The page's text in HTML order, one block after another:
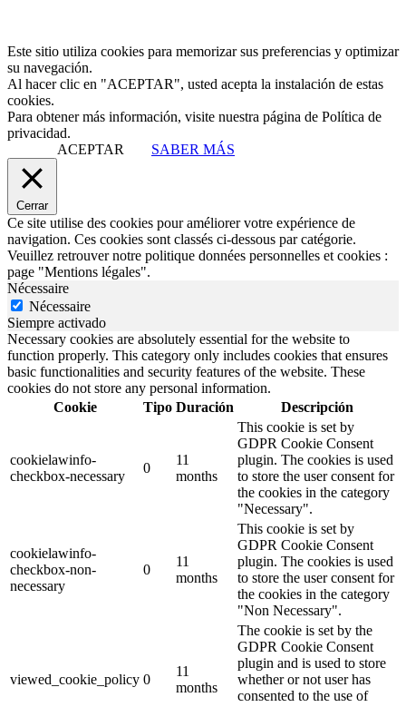
Este sitio utiliza cookies para memorizar sus preferencias y optimizar
su navegación.
Al hacer clic en "ACEPTAR", usted acepta la instalación de estas
cookies.
Para obtener más información, visite nuestra página de Política de
privacidad.
ACEPTAR
SABER MÁS
Cerrar
Ce site utilise des cookies pour améliorer votre expérience de
navigation. Ces cookies sont classés ci-dessous par catégorie.
Veuillez retrouver notre politique données personnelles et cookies :
page "Mentions légales".
Nécessaire
Nécessaire
Siempre activado
Necessary cookies are absolutely essential for the website to
function properly. This category only includes cookies that ensures
basic functionalities and security features of the website. These
cookies do not store any personal information.
Cookie
Tipo Duración Descripción
cookielawinfo-
checkbox-necessary
0
11
months
This cookie is set by
GDPR Cookie Consent
plugin. The cookies is used
to store the user consent for
the cookies in the category
"Necessary".
cookielawinfo-
checkbox-non-
necessary
0
11
months
This cookie is set by
GDPR Cookie Consent
plugin. The cookies is used
to store the user consent for
the cookies in the category
"Non Necessary".
viewed_cookie_policy 0
11
months
The cookie is set by the
GDPR Cookie Consent
plugin and is used to store
whether or not user has
consented to the use of